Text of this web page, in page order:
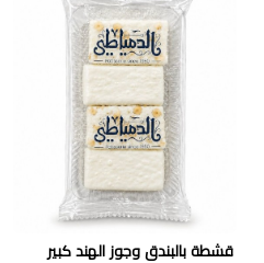
قشطة بالبندق وجوز الهند كبير